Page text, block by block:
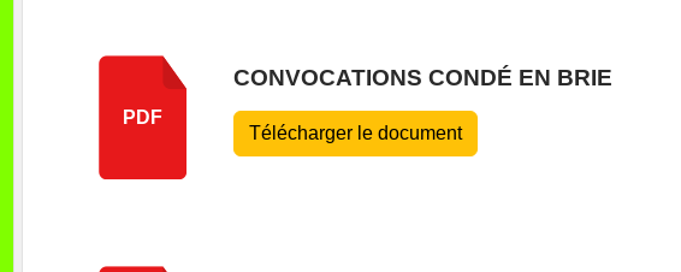
PDF
CONVOCATIONS CONDÉ EN BRIE
Télécharger le document